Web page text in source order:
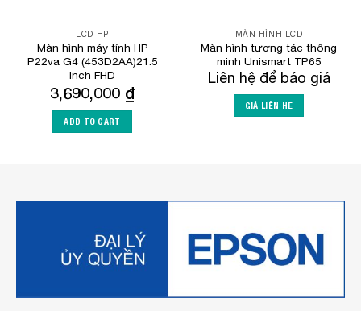
LCD HP
Màn hình máy tính HP
P22va G4 (453D2AA)21.5
inch FHD
3,690,000 ₫
ADD TO CART
MÀN HÌNH LCD
Màn hình tương tác thông
minh Unismart TP65
Liên hệ để báo giá
GIÁ LIÊN HỆ